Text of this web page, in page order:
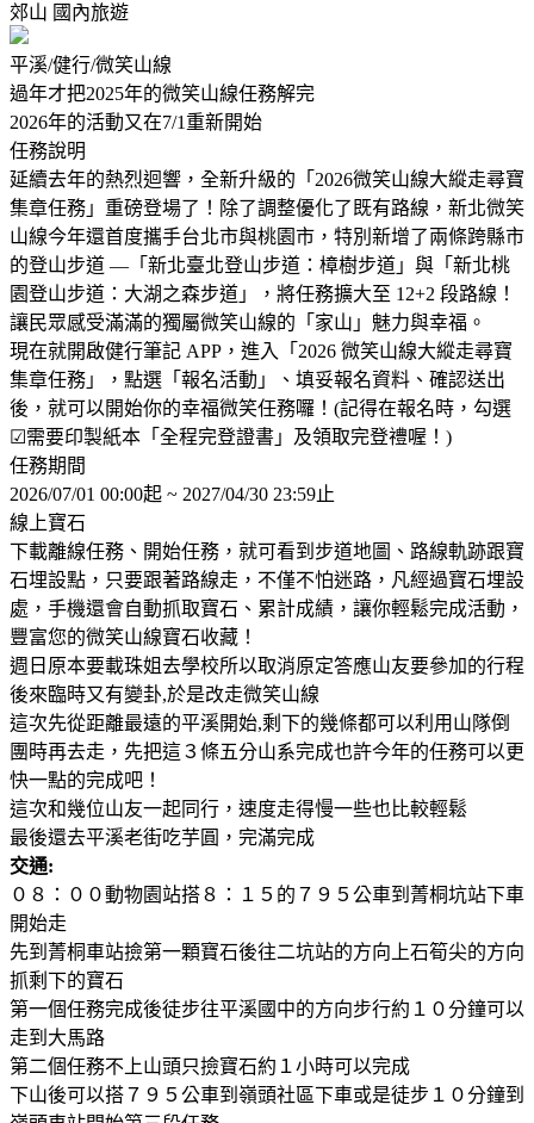
郊山 國內旅遊
平溪/健行/微笑山線
過年才把2025年的微笑山線任務解完
2026年的活動又在7/1重新開始
任務說明
延續去年的熱烈迴響，全新升級的「2026微笑山線大縱走尋寶
集章任務」重磅登場了！除了調整優化了既有路線，新北微笑
山線今年還首度攜手台北市與桃園市，特別新增了兩條跨縣市
的登山步道 —「新北臺北登山步道：樟樹步道」與「新北桃
園登山步道：大湖之森步道」，將任務擴大至 12+2 段路線！
讓民眾感受滿滿的獨屬微笑山線的「家山」魅力與幸福。
現在就開啟健行筆記 APP，進入「2026 微笑山線大縱走尋寶
集章任務」，點選「報名活動」、填妥報名資料、確認送出
後，就可以開始你的幸福微笑任務囉！(記得在報名時，勾選
☑需要印製紙本「全程完登證書」及領取完登禮喔！)
任務期間
2026/07/01 00:00起 ~ 2027/04/30 23:59止
線上寶石
下載離線任務、開始任務，就可看到步道地圖、路線軌跡跟寶
石埋設點，只要跟著路線走，不僅不怕迷路，凡經過寶石埋設
處，手機還會自動抓取寶石、累計成績，讓你輕鬆完成活動，
豐富您的微笑山線寶石收藏！
週日原本要載珠姐去學校所以取消原定答應山友要參加的行程
後來臨時又有變卦,於是改走微笑山線
這次先從距離最遠的平溪開始,剩下的幾條都可以利用山隊倒
團時再去走，先把這３條五分山系完成也許今年的任務可以更
快一點的完成吧！
這次和幾位山友一起同行，速度走得慢一些也比較輕鬆
最後還去平溪老街吃芋圓，完滿完成
交通:
０８：００動物園站搭８：１５的７９５公車到菁桐坑站下車
開始走
先到菁桐車站撿第一顆寶石後往二坑站的方向上石筍尖的方向
抓剩下的寶石
第一個任務完成後徒步往平溪國中的方向步行約１０分鐘可以
走到大馬路
第二個任務不上山頭只撿寶石約１小時可以完成
下山後可以搭７９５公車到嶺頭社區下車或是徒步１０分鐘到